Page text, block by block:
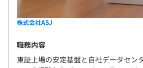
株式会社ASJ
職務内容
東証上場の安定基盤と自社データセン